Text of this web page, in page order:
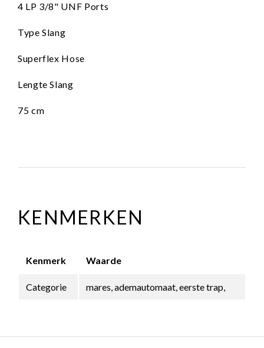
4 LP 3/8" UNF Ports
Type Slang
Superflex Hose
Lengte Slang
75 cm
KENMERKEN
Kenmerk Waarde
Categorie mares, ademautomaat, eerste trap,